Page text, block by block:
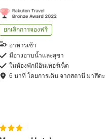
ยกเลิกการจองฟรี
อาหารเช้า
มีอ่างอาบน้ำและสุขา
ในห้องพักมีอินเทอร์เน็ต
6 นาที โดยการเดิน จากสถานี มาสึดะ